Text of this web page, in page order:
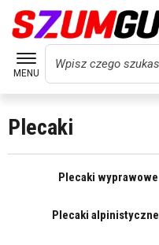
MENU
Wyszukaj
Plecaki
Plecaki wyprawowe
Plecaki alpinistyczne